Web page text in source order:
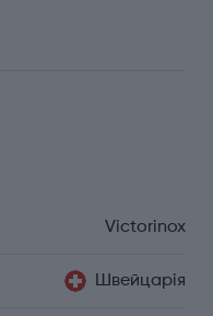
Victorinox
Швейцарія